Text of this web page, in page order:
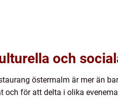
och
östermalm är mer än
och för att delta i olika